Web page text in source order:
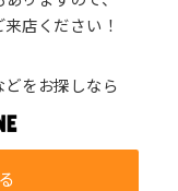
店ください！
をお探しなら